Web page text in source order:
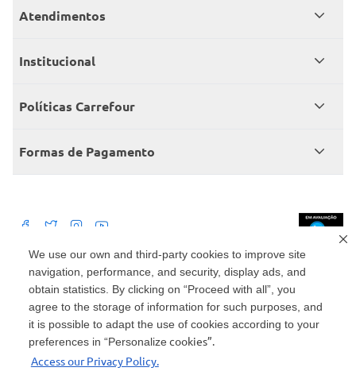
We use our own and third-party cookies to improve site
navigation, performance, and security, display ads, and
obtain statistics. By clicking on “Proceed with all”, you
agree to the storage of information for such purposes, and
it is possible to adapt the use of cookies according to your
preferences in “Personalize cookies”.
Access our Privacy Policy.
Atendimentos
Meus pedidos
Consumidor.gov
Institucional
Grupo Carrefour Brasil
Produtos Carrefour
Políticas Carrefour
Políticas de entregas
Políticas de trocas e devoluções
Formas de Pagamento
Mercado: Carrefour Comércio e Indústrias Ltda Via de Acesso Norte, Km 38,
nº 420, Empresarial Gato Preto, Cajamar - SP | CEP 07789-100 | CNPJ:
45.543.915/0846-95
Drogaria: Carrefour Comercio e Industria Ltda: Avenida das Nações Unidas,
15187, Loja 104/105/106 Bloco A Setor 1 - Vila Gertrudes, São Paulo, SP |
CEP 04794-000 | CNPJ: 45.543.915/0736-50
Envio de documentos administrativos e jurídicos: Avenida Tucunaré, 125 -
Tamboré, Barueri - SP | CEP 06460-020